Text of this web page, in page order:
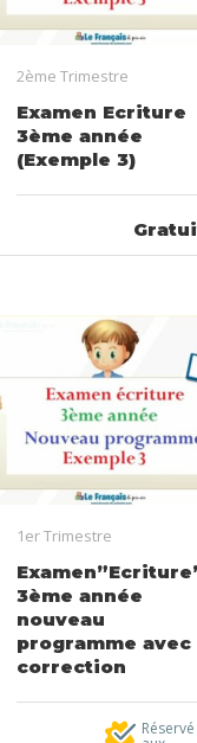
2ème Trimestre
Examen Ecriture
3ème année
(Exemple 3)
1er Trimestre
3ème année
nouveau
programme avec
correction
Réservé